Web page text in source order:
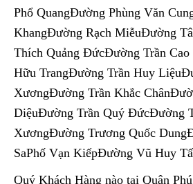
Phổ QuangĐường Phùng Văn
KhangĐường Rạch MiễuĐường
Thích Quảng ĐứcĐường Trần
Hữu TrangĐường Trần Huy
XươngĐường Trần Khắc
DiệuĐường Trần Quý ĐứcĐường
XươngĐường Trương Quốc
SaPhố Vạn KiếpĐường Vũ Huy
Quý Khách Hàng nào tại Quận